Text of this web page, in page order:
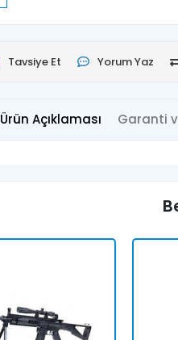
Tavsiye Et Yorum Yaz
Ürün Açıklaması Garanti